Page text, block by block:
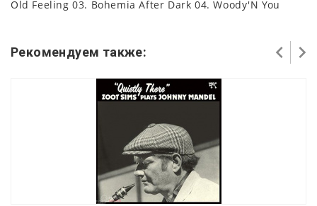
Old Feeling 03. Bohemia After Dark 04. Woody'N You
Рекомендуем также: